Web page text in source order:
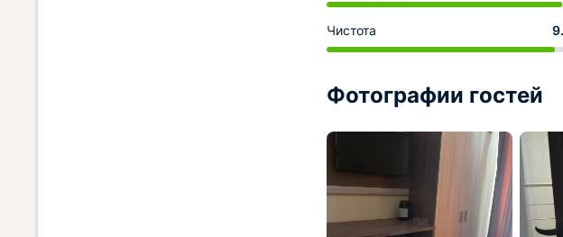
Чистота
Фотографии гостей